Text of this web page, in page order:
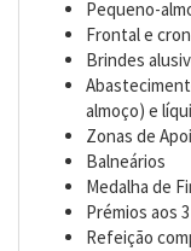
Pequeno-
Frontal e
Brindes
almoço) e
Zonas de
Balneários
Medalha de
Prémios aos
Refeição